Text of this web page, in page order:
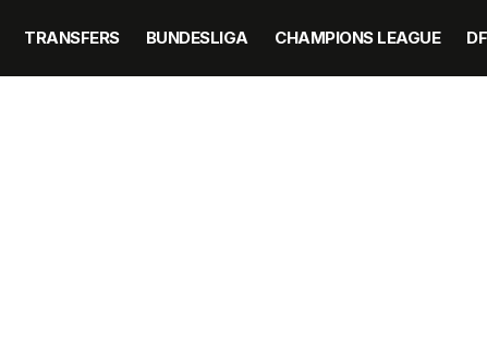
TRANSFERS BUNDESLIGA CHAMPIONS LEAGUE